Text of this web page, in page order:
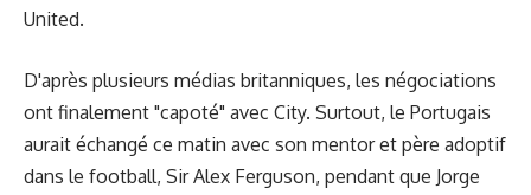
United.
D'après plusieurs médias britanniques, les négociations
ont finalement "capoté" avec City. Surtout, le Portugais
aurait échangé ce matin avec son mentor et père adoptif
dans le football, Sir Alex Ferguson, pendant que Jorge